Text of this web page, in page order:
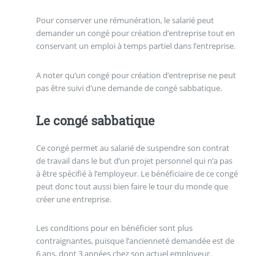
Pour conserver une rémunération, le salarié peut
demander un congé pour création d’entreprise tout en
conservant un emploi à temps partiel dans l’entreprise.
A noter qu’un congé pour création d’entreprise ne peut
pas être suivi d’une demande de congé sabbatique.
Le congé sabbatique
Ce congé permet au salarié de suspendre son contrat
de travail dans le but d’un projet personnel qui n’a pas
à être spécifié à l’employeur. Le bénéficiaire de ce congé
peut donc tout aussi bien faire le tour du monde que
créer une entreprise.
Les conditions pour en bénéficier sont plus
contraignantes, puisque l’ancienneté demandée est de
6 ans, dont 3 années chez son actuel employeur.